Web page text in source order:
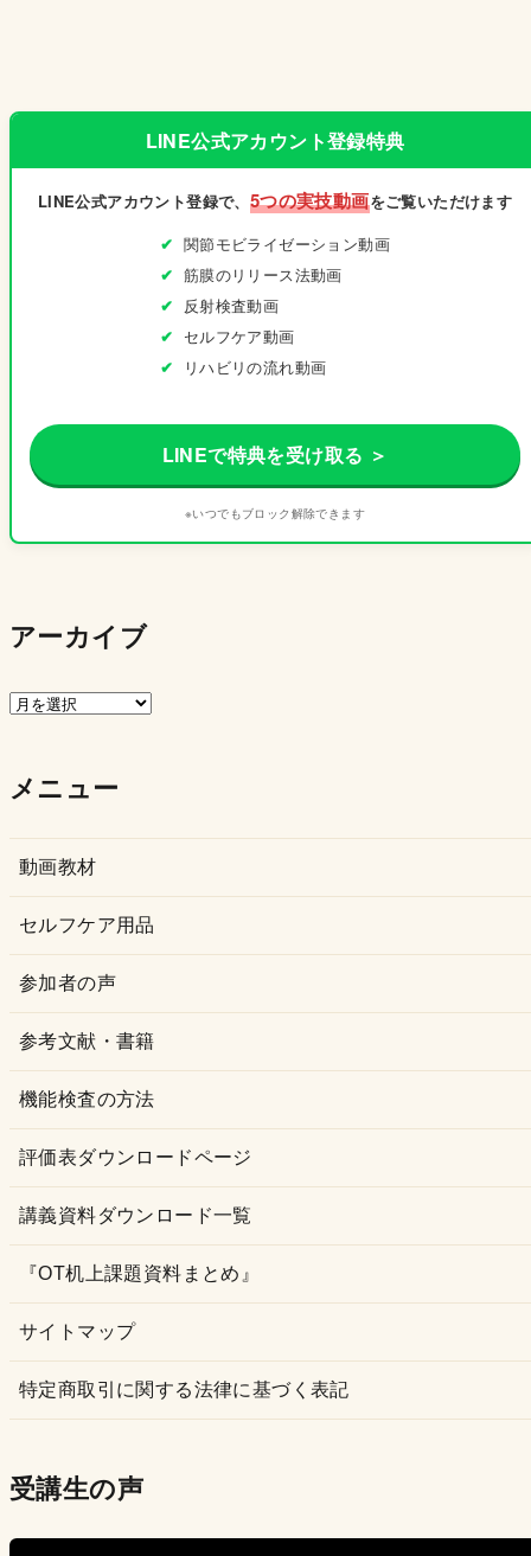
LINE公式アカウント登録特典
LINE公式アカウント登録で、 5つの実技動画をご覧いただけます
関節モビライゼーション動画
筋膜のリリース法動画
反射検査動画
セルフケア動画
リハビリの流れ動画
LINEで特典を受け取る ＞
※いつでもブロック解除できます
アーカイブ
ア
イ
メニュー
動画教材
セルフケア用品
参加者の声
参考文献・書籍
機能検査の方法
評価表ダウンロードページ
講義資料ダウンロード一覧
『OT机上課題資料まとめ』
サイトマップ
特定商取引に関する法律に基づく表記
受講生の声